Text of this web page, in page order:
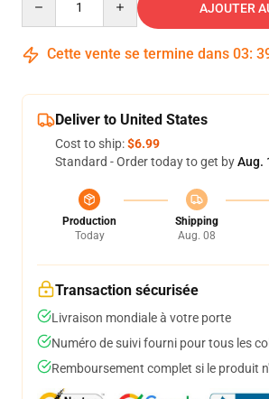
AJOUTER
Cette vente se termine dans 03:
Deliver to United States
Cost to ship:$6.99
Standard - Order today to get byAug.
Production
Today
Shipping
Aug. 08
Transaction sécurisée
Livraison mondiale à votre porte
Numéro de suivi fourni pour tous les
Remboursement complet si le produit